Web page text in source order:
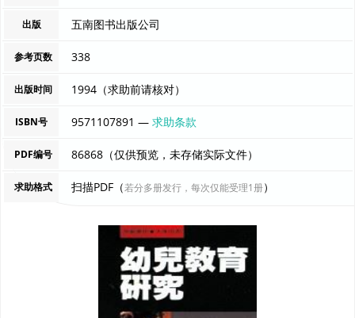
出版 五南图书出版公司
参考页数 338
出版时间 1994（求助前请核对）
ISBN号 9571107891 —求助条款
PDF编号 86868（仅供预览，未存储实际文件）
求助格式 扫描PDF（若分多册发行，每次仅能受理1册）